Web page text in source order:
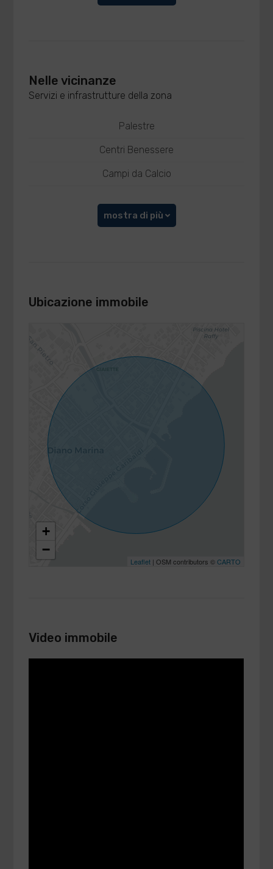
Nelle vicinanze
Servizi e infrastrutture della zona
Palestre
Centri Benessere
Campi da Calcio
mostra di più
Ubicazione immobile
+
−
Leaflet| OSM contributors ©CARTO
Video immobile